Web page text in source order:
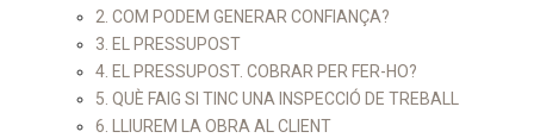
2. COM PODEM GENERAR CONFIANÇA?
3. EL PRESSUPOST
4. EL PRESSUPOST. COBRAR PER FER-HO?
5. QUÈ FAIG SI TINC UNA INSPECCIÓ DE TREBALL
6. LLIUREM LA OBRA AL CLIENT